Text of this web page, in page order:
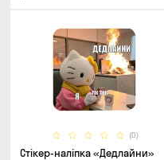
(0)
Стікер-наліпка «Дедлайни»